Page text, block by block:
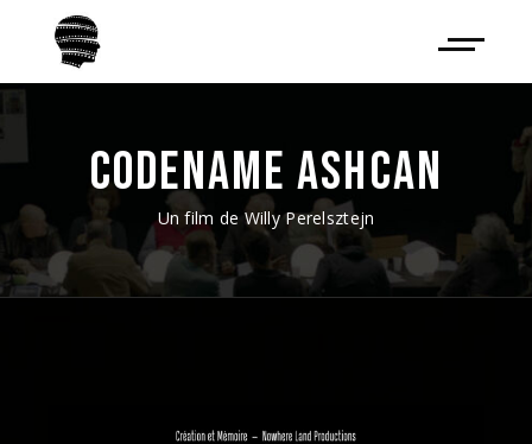
CODENAME ASHCAN
Un film de Willy Perelsztejn